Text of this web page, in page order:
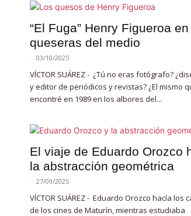
“El Fuga” Henry Figueroa
queseras del medio
- 03/10/2025
VÍCTOR SUÁREZ - ¿Tú no eras fotógrafo?
y editor de periódicos y revistas? ¿El mismo
encontré en 1989 en los albores del...
El viaje de Eduardo Orozco
la abstracción geométrica
- 27/09/2025
VÍCTOR SUÁREZ - Eduardo Orozco hacía los
de los cines de Maturín, mientras estudiaba